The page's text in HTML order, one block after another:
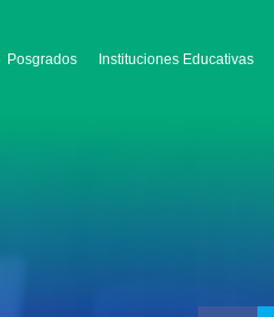
Posgrados Instituciones Educativas